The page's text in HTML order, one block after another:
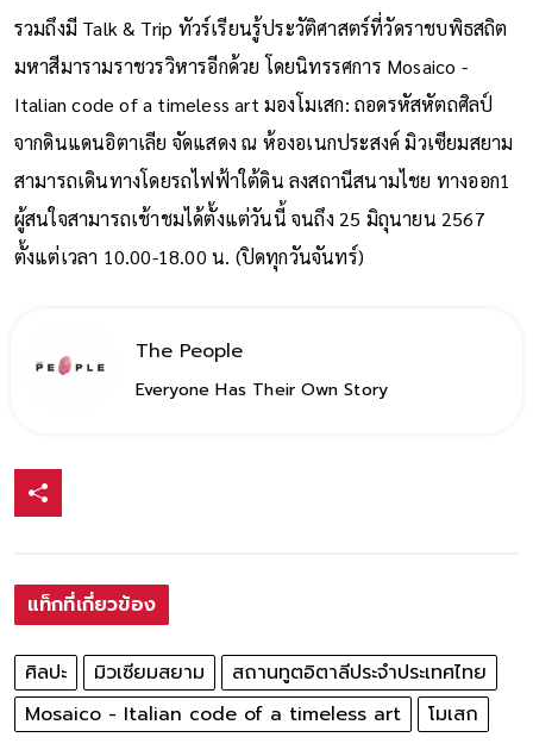
รวมถึงมี Talk & Trip ทัวร์เรียนรู้ประวัติศาสตร์ที่วัดราชบพิธสถิต
มหาสีมารามราชวรวิหารอีกด้วย โดยนิทรรศการ Mosaico -
Italian code of a timeless art มองโมเสก: ถอดรหัสหัตถศิลป์
จากดินแดนอิตาเลีย จัดแสดง ณ ห้องอเนกประสงค์ มิวเซียมสยาม
สามารถเดินทางโดยรถไฟฟ้าใต้ดิน ลงสถานีสนามไชย ทางออก1
ผู้สนใจสามารถเช้าชมได้ตั้งแต่วันนี้ จนถึง 25 มิถุนายน 2567
ตั้งแต่เวลา 10.00-18.00 น. (ปิดทุกวันจันทร์)
The People
Everyone Has Their Own Story
แท็กที่เกี่ยวข้อง
ศิลปะ มิวเซียมสยาม
สถานทูตอิตาลีประจำประเทศไทย
Mosaico - Italian code of a timeless art
โมเสก